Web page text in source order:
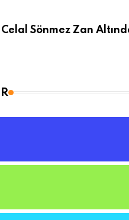
Celal Sönmez Zan